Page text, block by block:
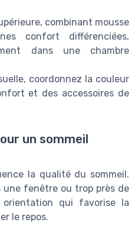
combinant mousse
confort différenciées,
dans une chambre
coordonnez la couleur
et des accessoires de
un sommeil
la qualité du sommeil.
une fenêtre ou trop près de
qui favorise la
le repos.